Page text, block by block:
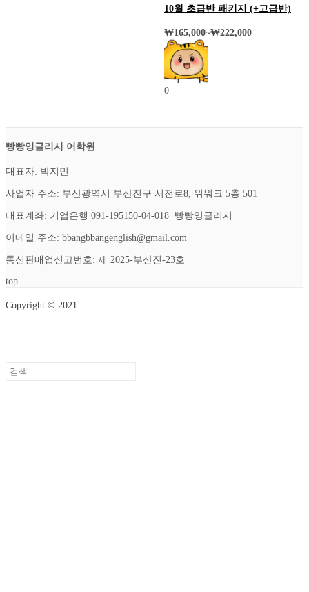
10월 초급반 패키지 (+고급반)
₩165,000~₩222,000
0
빵빵잉글리시 어학원
대표자: 박지민
사업자 주소: 부산광역시 부산진구 서전로8, 위워크 5층 501
대표계좌: 기업은행 091-195150-04-018 빵빵잉글리시
이메일 주소: bbangbbangenglish@gmail.com
통신판매업신고번호: 제 2025-부산진-23호
top
Copyright © 2021